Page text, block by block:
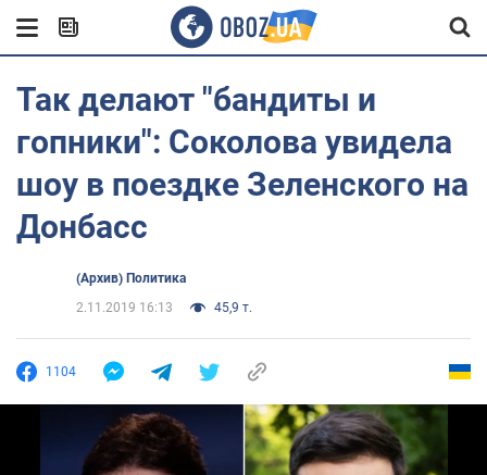
Так делают "бандиты и
гопники": Соколова увидела
шоу в поездке Зеленского на
Донбасс
(Архив) Политика
2.11.2019 16:13
45,9 т.
1104